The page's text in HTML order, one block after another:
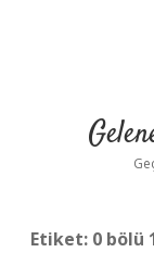
Etiket: 0 bölü